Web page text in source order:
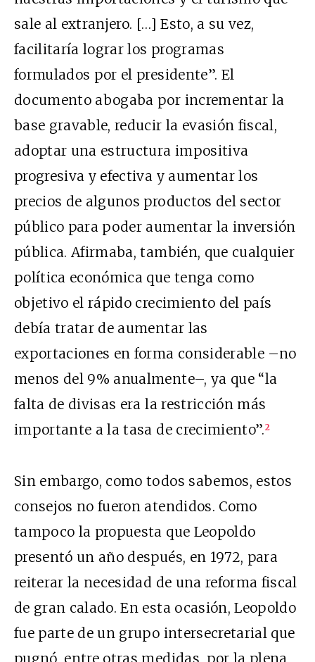
sale al extranjero. […] Esto, a su vez,
facilitaría lograr los programas
formulados por el presidente”. El
documento abogaba por incrementar la
base gravable, reducir la evasión fiscal,
adoptar una estructura impositiva
progresiva y efectiva y aumentar los
precios de algunos productos del sector
público para poder aumentar la inversión
pública. Afirmaba, también, que cualquier
política económica que tenga como
objetivo el rápido crecimiento del país
debía tratar de aumentar las
exportaciones en forma considerable –no
menos del 9% anualmente–, ya que “la
falta de divisas era la restricción más
importante a la tasa de crecimiento”.2
Sin embargo, como todos sabemos, estos
consejos no fueron atendidos. Como
tampoco la propuesta que Leopoldo
presentó un año después, en 1972, para
reiterar la necesidad de una reforma fiscal
de gran calado. En esta ocasión, Leopoldo
fue parte de un grupo intersecretarial que